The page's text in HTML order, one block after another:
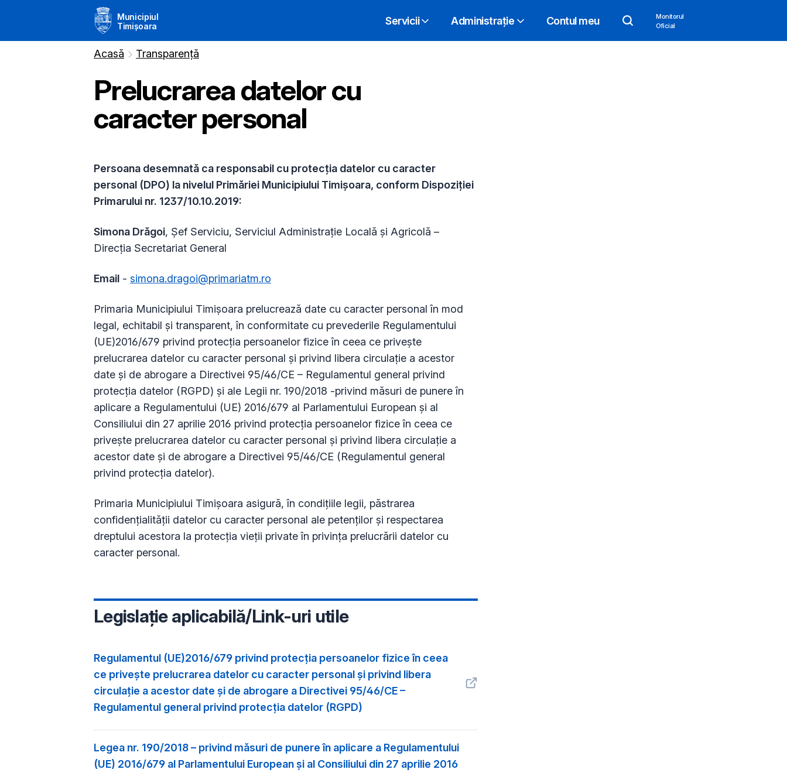
Municipiul
Timișoara
Servicii Administrație Contul meu
Monitorul
Oficial
Acasă Transparență
Prelucrarea datelor cu
caracter personal
Persoana desemnată ca responsabil cu protecția datelor cu caracter
personal (DPO) la nivelul Primăriei Municipiului Timișoara, conform Dispoziției
Primarului nr. 1237/10.10.2019:
Simona Drăgoi, Șef Serviciu, Serviciul Administrație Locală și Agricolă –
Direcția Secretariat General
Email - simona.dragoi@primariatm.ro
Primaria Municipiului Timișoara prelucrează date cu caracter personal în mod
legal, echitabil şi transparent, în conformitate cu prevederile Regulamentului
(UE)2016/679 privind protecţia persoanelor fizice în ceea ce priveşte
prelucrarea datelor cu caracter personal şi privind libera circulaţie a acestor
date şi de abrogare a Directivei 95/46/CE – Regulamentul general privind
protecţia datelor (RGPD) şi ale Legii nr. 190/2018 -privind măsuri de punere în
aplicare a Regulamentului (UE) 2016/679 al Parlamentului European şi al
Consiliului din 27 aprilie 2016 privind protecţia persoanelor fizice în ceea ce
priveşte prelucrarea datelor cu caracter personal şi privind libera circulaţie a
acestor date şi de abrogare a Directivei 95/46/CE (Regulamentul general
privind protecţia datelor).
Primaria Municipiului Timișoara asigură, în condițiile legii, păstrarea
confidențialității datelor cu caracter personal ale petenților și respectarea
dreptului acestora la protecția vieții private în privința prelucrării datelor cu
caracter personal.
Legislație aplicabilă/Link-uri utile
Regulamentul (UE)2016/679 privind protecţia persoanelor fizice în ceea
ce priveşte prelucrarea datelor cu caracter personal şi privind libera
circulaţie a acestor date şi de abrogare a Directivei 95/46/CE –
Regulamentul general privind protecţia datelor (RGPD)
Legea nr. 190/2018 – privind măsuri de punere în aplicare a Regulamentului
(UE) 2016/679 al Parlamentului European şi al Consiliului din 27 aprilie 2016